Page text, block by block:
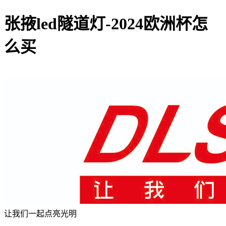
张掖led隧道灯-2024欧洲杯怎
么买
让我们一起点亮光明